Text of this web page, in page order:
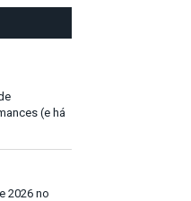
(e há
2026 no